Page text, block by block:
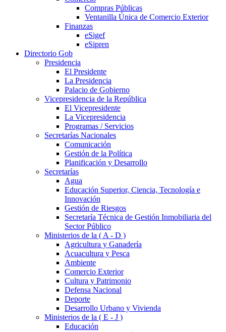
Compras Públicas
Ventanilla Única de Comercio Exterior
Finanzas
eSigef
eSipren
Directorio Gob
Presidencia
El Presidente
La Presidencia
Palacio de Gobierno
Vicepresidencia de la República
El Vicepresidente
La Vicepresidencia
Programas / Servicios
Secretarías Nacionales
Comunicación
Gestión de la Política
Planificación y Desarrollo
Secretarías
Agua
Educación Superior, Ciencia, Tecnología e
Innovación
Gestión de Riesgos
Secretaría Técnica de Gestión Inmobiliaria del
Sector Público
Ministerios de la ( A - D )
Agricultura y Ganadería
Acuacultura y Pesca
Ambiente
Comercio Exterior
Cultura y Patrimonio
Defensa Nacional
Deporte
Desarrollo Urbano y Vivienda
Ministerios de la ( E - J )
Educación